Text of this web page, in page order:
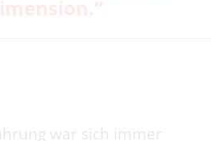
war sich immer